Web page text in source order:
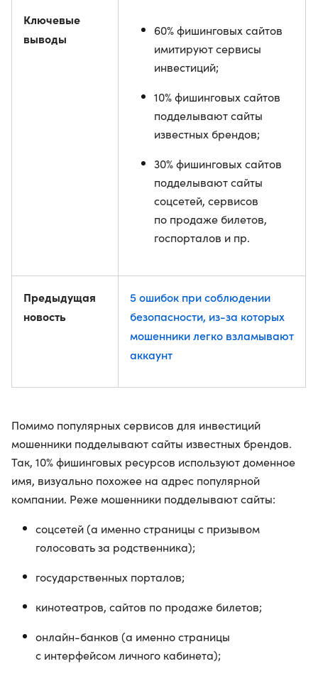
Ключевые
выводы
60% фишинговых сайтов
имитируют сервисы
инвестиций;
10% фишинговых сайтов
подделывают сайты
известных брендов;
30% фишинговых сайтов
подделывают сайты
соцсетей, сервисов
по продаже билетов,
госпорталов и пр.
Предыдущая
новость
5 ошибок при соблюдении
безопасности, из-за которых
мошенники легко взламывают
аккаунт
Помимо популярных сервисов для инвестиций
мошенники подделывают сайты известных брендов.
Так, 10% фишинговых ресурсов используют доменное
имя, визуально похожее на адрес популярной
компании. Реже мошенники подделывают сайты:
соцсетей (а именно страницы с призывом
голосовать за родственника);
государственных порталов;
кинотеатров, сайтов по продаже билетов;
онлайн-банков (а именно страницы
с интерфейсом личного кабинета);